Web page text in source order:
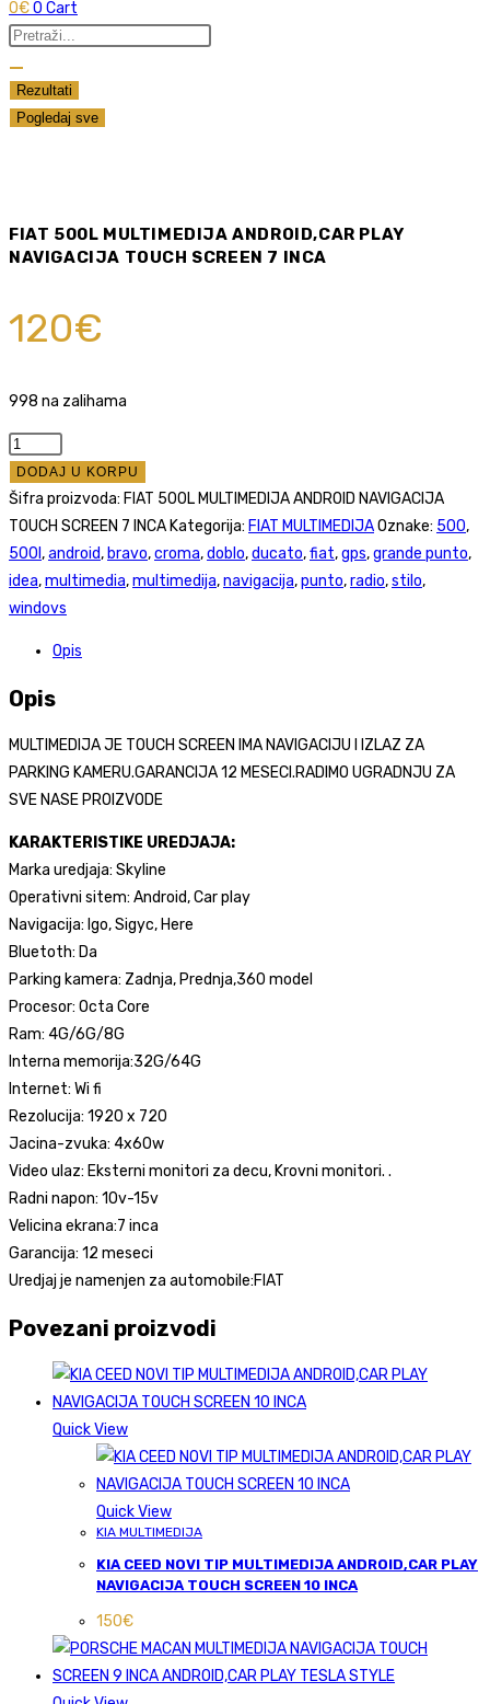
0€0 Cart
Search
Rezultati
Pogledaj sve
FIAT 500L MULTIMEDIJA ANDROID,CAR PLAY
NAVIGACIJA TOUCH SCREEN 7 INCA
120€
998 na zalihama
FIAT
500L
MULTIMEDIJA
ANDROID,CAR
PLAY
NAVIGACIJA
TOUCH
INCA
količina
DODAJ U KORPU
Šifra proizvoda: FIAT 500L MULTIMEDIJA ANDROID NAVIGACIJA
TOUCH SCREEN 7 INCA Kategorija: FIAT MULTIMEDIJAOznake: 500,
500l ,android, bravo,croma,doblo,ducato,fiat,gps,grande punto,
idea,multimedia,multimedija,navigacija,punto,radio,stilo,
windovs
Opis
Opis
MULTIMEDIJA JE TOUCH SCREEN IMA NAVIGACIJU I IZLAZ ZA
PARKING KAMERU.GARANCIJA 12 MESECI.RADIMO UGRADNJU ZA
SVE NASE PROIZVODE
KARAKTERISTIKE UREDJAJA:
Marka uredjaja: Skyline
Operativni sitem: Android, Car play
Navigacija: Igo, Sigyc, Here
Bluetoth: Da
Parking kamera: Zadnja, Prednja,360 model
Procesor: Octa Core
Ram: 4G/6G/8G
Interna memorija:32G/64G
Internet: Wi fi
Rezolucija: 1920 x 720
Jacina-zvuka: 4x60w
Video ulaz: Eksterni monitori za decu, Krovni monitori. .
Radni napon: 10v-15v
Velicina ekrana:7 inca
Garancija: 12 meseci
Uredjaj je namenjen za automobile:FIAT
Povezani proizvodi
Quick View
Quick View
KIA MULTIMEDIJA
KIA CEED NOVI TIP MULTIMEDIJA ANDROID,CAR PLAY
NAVIGACIJA TOUCH SCREEN 10 INCA
150€